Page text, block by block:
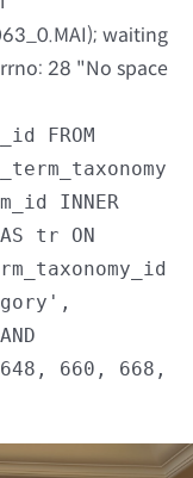
waiting
28 "No space
FROM
INNER
tr ON
660, 668,